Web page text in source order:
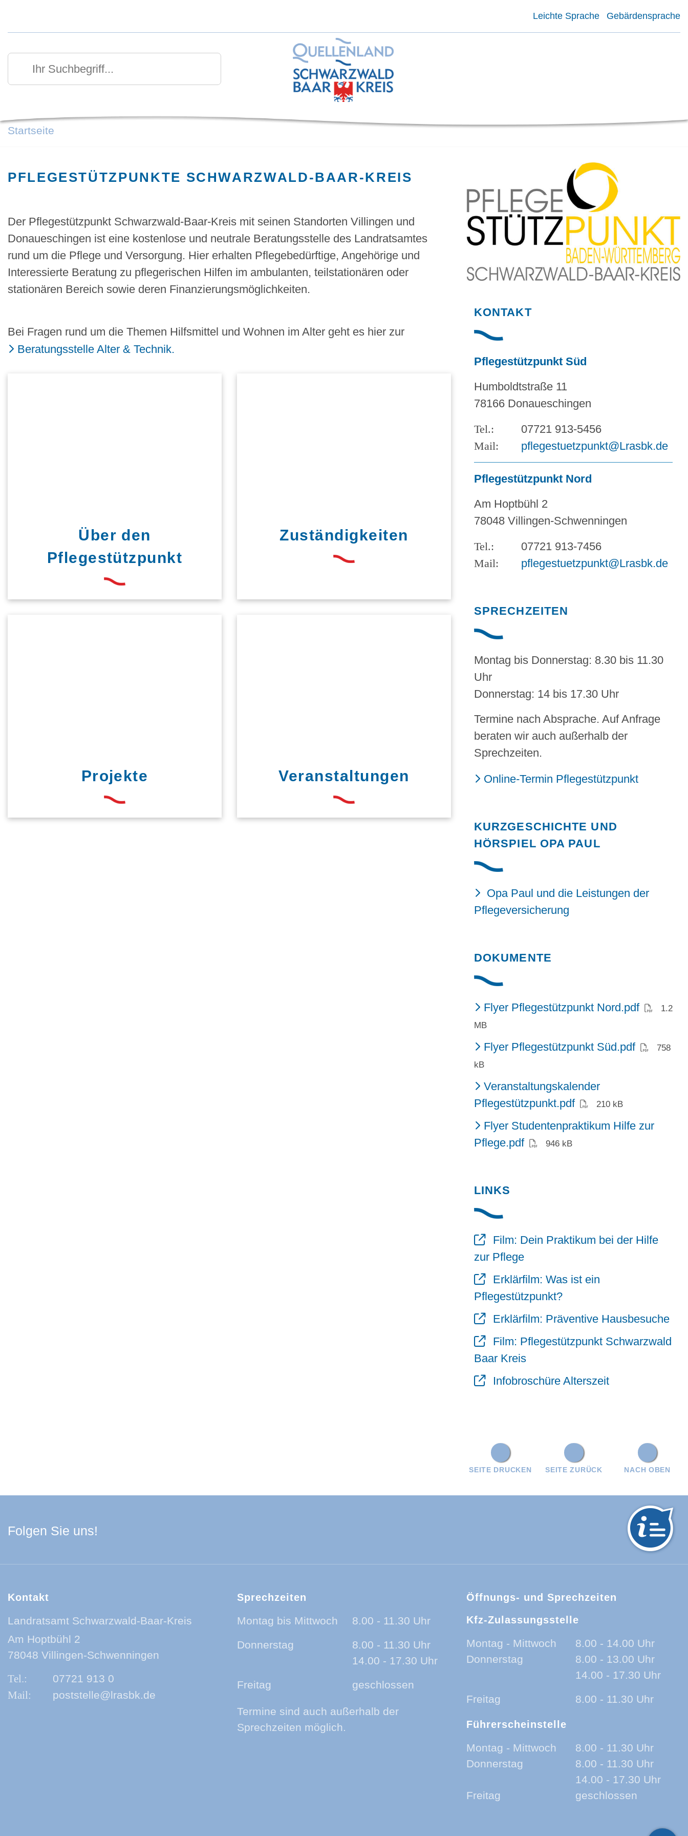
Leichte Sprache Gebärdensprache
Ihr Suchbegriff
Suchen
Startseite
PFLEGESTÜTZPUNKTE SCHWARZWALD-BAAR-KREIS
Der Pflegestützpunkt Schwarzwald-Baar-Kreis mit seinen Standorten Villingen und
Donaueschingen ist eine kostenlose und neutrale Beratungsstelle des Landratsamtes
rund um die Pflege und Versorgung. Hier erhalten Pflegebedürftige, Angehörige und
Interessierte Beratung zu pflegerischen Hilfen im ambulanten, teilstationären oder
stationären Bereich sowie deren Finanzierungsmöglichkeiten.
Bei Fragen rund um die Themen Hilfsmittel und Wohnen im Alter geht es hier zur
Beratungsstelle Alter & Technik.
Über den
Pflegestützpunkt
Zuständigkeiten
Projekte Veranstaltungen
KONTAKT
Pflegestützpunkt Süd
Humboldtstraße 11
78166 Donaueschingen
07721 913-5456
pflegestuetzpunkt@Lrasbk.de
Pflegestützpunkt Nord
Am Hoptbühl 2
78048 Villingen-Schwenningen
07721 913-7456
pflegestuetzpunkt@Lrasbk.de
SPRECHZEITEN
Montag bis Donnerstag: 8.30 bis 11.30
Uhr
Donnerstag: 14 bis 17.30 Uhr
Termine nach Absprache. Auf Anfrage
beraten wir auch außerhalb der
Sprechzeiten.
Online-Termin Pflegestützpunkt
KURZGESCHICHTE UND
HÖRSPIEL OPA PAUL
Opa Paul und die Leistungen der
Pflegeversicherung
DOKUMENTE
Flyer Pflegestützpunkt Nord.pdf(PDF)1.2
MB
Flyer Pflegestützpunkt Süd.pdf(PDF)758
kB
Veranstaltungskalender
Pflegestützpunkt.pdf(PDF)210 kB
Flyer Studentenpraktikum Hilfe zur
Pflege.pdf(PDF)946 kB
LINKS
Film: Dein Praktikum bei der Hilfe
zur Pflege
Erklärfilm: Was ist ein
Pflegestützpunkt?
Erklärfilm: Präventive Hausbesuche
Film: Pflegestützpunkt Schwarzwald
Baar Kreis
Infobroschüre Alterszeit
NACH OBEN
SEITE ZURÜCK
SEITE DRUCKEN
Folgen Sie uns!
Kontakt
Landratsamt Schwarzwald-Baar-Kreis
Am Hoptbühl 2
78048 Villingen-Schwenningen
07721 913 0
poststelle@lrasbk.de
Sprechzeiten
Montag bis Mittwoch 8.00 - 11.30 Uhr
Donnerstag
8.00 - 11.30 Uhr
14.00 - 17.30 Uhr
Freitag geschlossen
Termine sind auch außerhalb der
Sprechzeiten möglich.
Öffnungs- und Sprechzeiten
Kfz-Zulassungsstelle
Montag - Mittwoch
8.00 - 14.00 Uhr
Donnerstag
8.00 - 13.00 Uhr
14.00 - 17.30 Uhr
Freitag 8.00 - 11.30 Uhr
Führerscheinstelle
Montag - Mittwoch
8.00 - 11.30 Uhr
Donnerstag
8.00 - 11.30 Uhr
14.00 - 17.30 Uhr
Freitag
geschlossen